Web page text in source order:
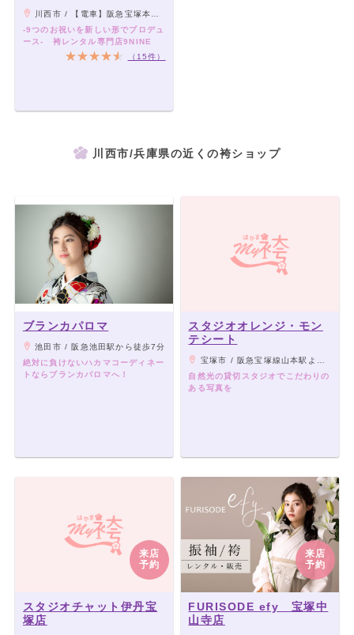
川西市 / 【電車】阪急宝塚本線「川西能勢口駅」 徒歩1分 ／ＪＲ福知山線「川西池田駅」 徒歩3分
-9つのお祝いを新しい形でプロデュ
ース- 袴レンタル専門店9NINE
（15件）
川西市/兵庫県の近くの袴ショップ
ブランカパロマ
池田市 / 阪急池田駅から徒歩7分
絶対に負けないハカマコーディネー
トならブランカパロマへ！
スタジオオレンジ・モン
テシート
宝塚市 / 阪急宝塚線山本駅より徒歩10分
自然光の貸切スタジオでこだわりの
ある写真を
来店
予約
スタジオチャット伊丹宝
塚店
来店
予約
FURISODE efy 宝塚中
山寺店